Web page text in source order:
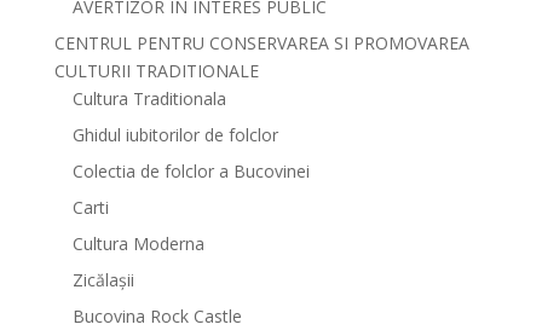
AVERTIZOR ÎN INTERES PUBLIC
CENTRUL PENTRU CONSERVAREA SI PROMOVAREA
CULTURII TRADITIONALE
Cultura Traditionala
Ghidul iubitorilor de folclor
Colectia de folclor a Bucovinei
Carti
Cultura Moderna
Zicălașii
Bucovina Rock Castle